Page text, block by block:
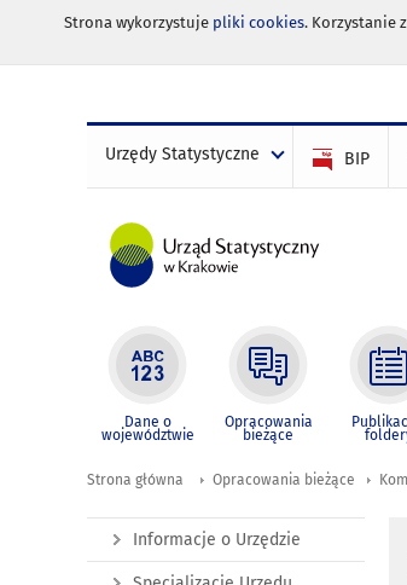
Strona wykorzystuje pliki cookies. Korzystanie
Urzędy Statystyczne BIP
Dane o
województwie
Opracowania
bieżące
Strona główna Opracowania bieżące
Informacje o Urzędzie